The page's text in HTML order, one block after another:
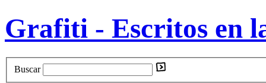
Grafiti - Escritos en
Buscar